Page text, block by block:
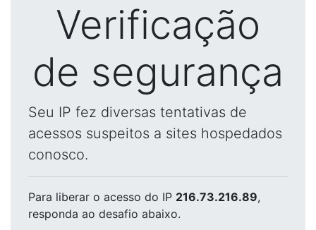
Verificação
de segurança
Seu IP fez diversas tentativas de
acessos suspeitos a sites hospedados
conosco.
Para liberar o acesso do IP 216.73.216.89,
responda ao desafio abaixo.